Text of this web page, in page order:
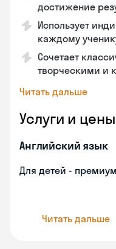
достижение
Использует
каждому
Сочетает
творческими и
Читать дальше
Услуги и цены
Английский язык
Для детей - премиум
Читать дальше